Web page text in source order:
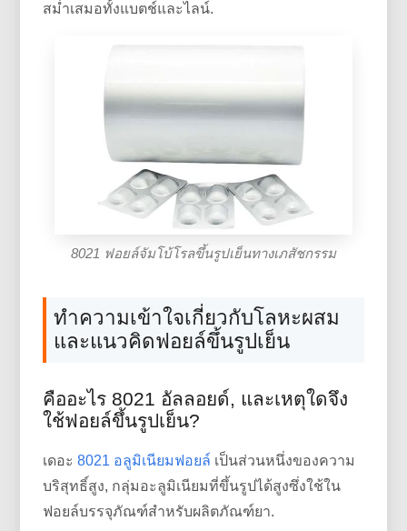
สม่ำเสมอทั้งแบตช์และไลน์.
8021 ฟอยล์จัมโบ้โรลขึ้นรูปเย็นทางเภสัชกรรม
ทำความเข้าใจเกี่ยวกับโลหะผสม
และแนวคิดฟอยล์ขึ้นรูปเย็น
คืออะไร 8021 อัลลอยด์, และเหตุใดจึง
ใช้ฟอยล์ขึ้นรูปเย็น?
เดอะ8021 อลูมิเนียมฟอยล์ เป็นส่วนหนึ่งของความ
บริสุทธิ์สูง, กลุ่มอะลูมิเนียมที่ขึ้นรูปได้สูงซึ่งใช้ใน
ฟอยล์บรรจุภัณฑ์สำหรับผลิตภัณฑ์ยา.